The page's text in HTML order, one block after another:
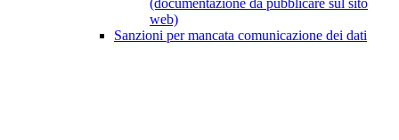
(documentazione da pubblicare sul sito
web)
Sanzioni per mancata comunicazione dei dati